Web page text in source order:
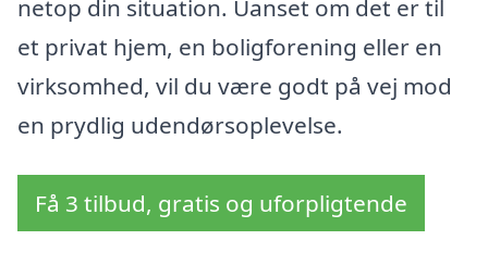
netop din situation. Uanset om det er til
et privat hjem, en boligforening eller en
virksomhed, vil du være godt på vej mod
en prydlig udendørsoplevelse.
Få 3 tilbud, gratis og uforpligtende